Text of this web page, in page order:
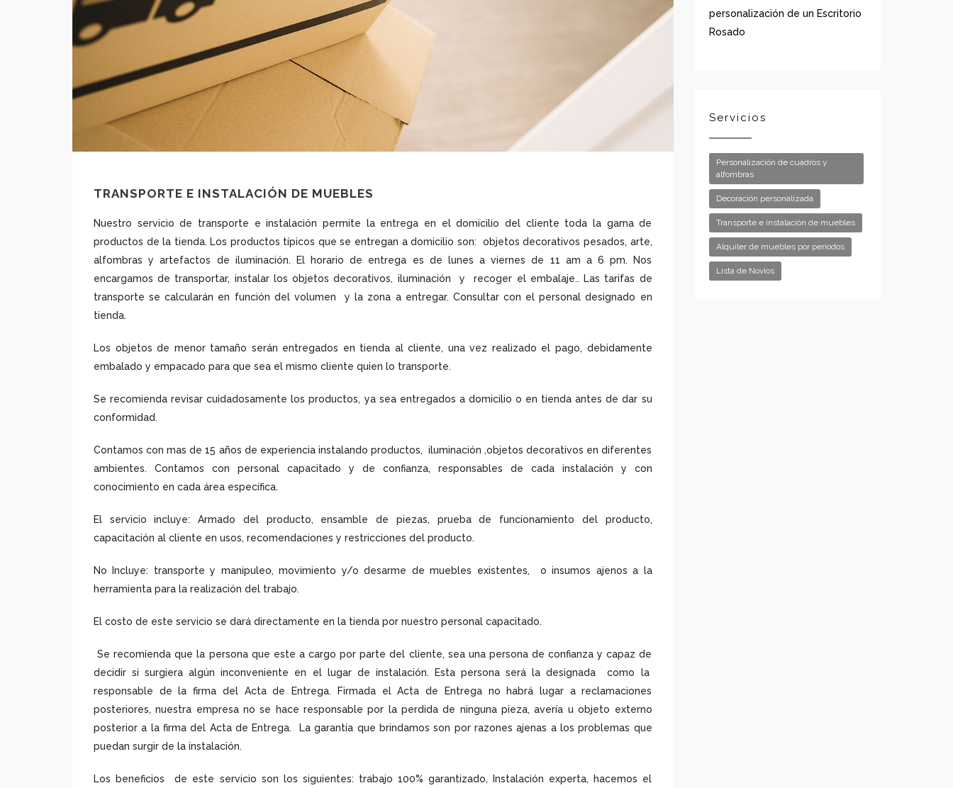
TRANSPORTE E INSTALACIÓN DE MUEBLES
Nuestro servicio de transporte e instalación permite la entrega en el domicilio del cliente toda la gama de
productos de la tienda. Los productos típicos que se entregan a domicilio son: objetos decorativos pesados, arte,
alfombras y artefactos de iluminación. El horario de entrega es de lunes a viernes de 11 am a 6 pm. Nos
encargamos de transportar, instalar los objetos decorativos, iluminación y recoger el embalaje.. Las tarifas de
transporte se calcularán en función del volumen y la zona a entregar. Consultar con el personal designado en
tienda.
Los objetos de menor tamaño serán entregados en tienda al cliente, una vez realizado el pago, debidamente
embalado y empacado para que sea el mismo cliente quien lo transporte.
Se recomienda revisar cuidadosamente los productos, ya sea entregados a domicilio o en tienda antes de dar su
conformidad.
Contamos con mas de 15 años de experiencia instalando productos, iluminación ,objetos decorativos en diferentes
ambientes. Contamos con personal capacitado y de confianza, responsables de cada instalación y con
conocimiento en cada área específica.
El servicio incluye: Armado del producto, ensamble de piezas, prueba de funcionamiento del producto,
capacitación al cliente en usos, recomendaciones y restricciones del producto.
No Incluye: transporte y manipuleo, movimiento y/o desarme de muebles existentes, o insumos ajenos a la
herramienta para la realización del trabajo.
El costo de este servicio se dará directamente en la tienda por nuestro personal capacitado.
Se recomienda que la persona que este a cargo por parte del cliente, sea una persona de confianza y capaz de
decidir si surgiera algún inconveniente en el lugar de instalación. Esta persona será la designada como la
responsable de la firma del Acta de Entrega. Firmada el Acta de Entrega no habrá lugar a reclamaciones
posteriores, nuestra empresa no se hace responsable por la perdida de ninguna pieza, avería u objeto externo
posterior a la firma del Acta de Entrega. La garantía que brindamos son por razones ajenas a los problemas que
puedan surgir de la instalación.
Los beneficios de este servicio son los siguientes: trabajo 100% garantizado, Instalación experta, hacemos el
personalización de un Escritorio
Rosado
Servicios
Personalización de cuadros y
alfombras
Decoración personalizada
Transporte e instalación de muebles
Alquiler de muebles por periodos
Lista de Novios